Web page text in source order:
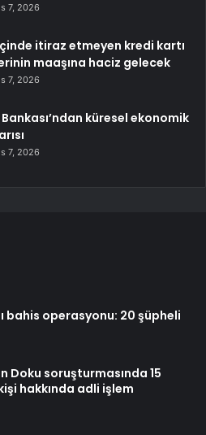
7, 2026
itiraz etmeyen kredi kartı
maaşına haciz gelecek
7, 2026
küresel ekonomik
7, 2026
bahis operasyonu: 20 şüpheli
Doku soruşturmasında 15
hakkında adli işlem